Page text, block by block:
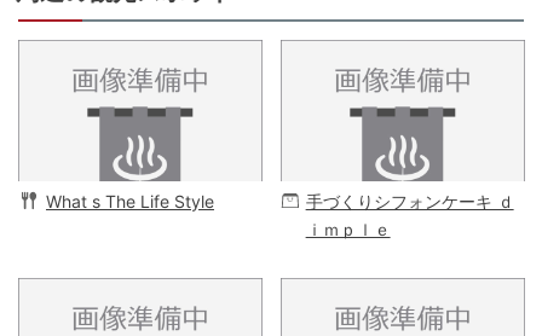
What s The Life Style
手づくりシフォンケーキ ｄ
ｉｍｐｌｅ